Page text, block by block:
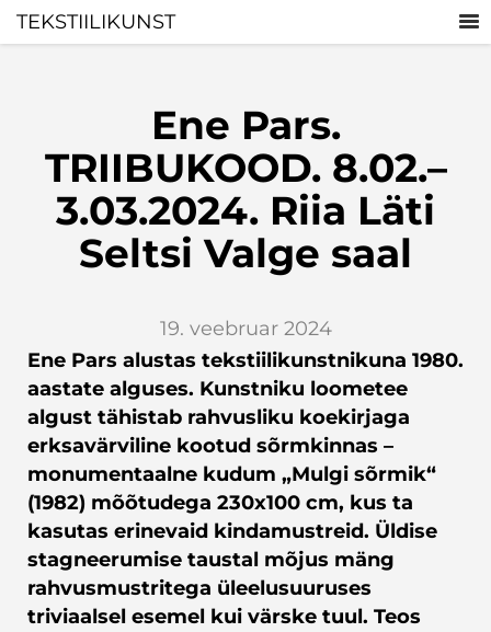
TEKSTIILIKUNST
Ene Pars.
TRIIBUKOOD. 8.02.–
3.03.2024. Riia Läti
Seltsi Valge saal
19. veebruar 2024
Ene Pars alustas tekstiilikunstnikuna 1980.
aastate alguses. Kunstniku loometee
algust tähistab rahvusliku koekirjaga
erksavärviline kootud sõrmkinnas –
monumentaalne kudum „Mulgi sõrmik“
(1982) mõõtudega 230x100 cm, kus ta
kasutas erinevaid kindamustreid. Üldise
stagneerumise taustal mõjus mäng
rahvusmustritega üleelusuuruses
triviaalsel esemel kui värske tuul. Teos